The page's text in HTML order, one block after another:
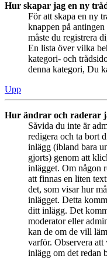
Hur skapar jag en ny
För att skapa en ny
knappen på
måste du registrera
En lista över vilka
kategori- och
denna kategori, Du
Upp
Hur ändrar och raderar
Såvida du inte är
redigera och ta bort
inlägg (ibland bara
gjorts) genom att
inlägget. Om någon
att finnas en liten
det, som visar hur
inlägget. Detta
ditt inlägg. Det
moderator eller
kan de om de vill
varför. Observera att
inlägg om det redan